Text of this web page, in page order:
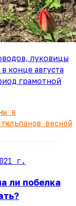
луковицы
конце августа
грамотной
в
весной
г.
ли побелка